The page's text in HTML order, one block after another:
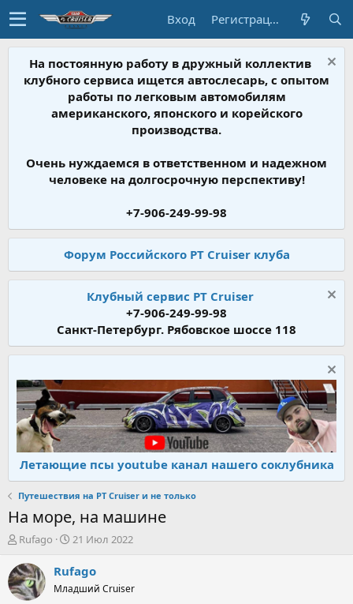
Вход Регистрация
На постоянную работу в дружный коллектив
клубного сервиса ищется автослесарь, с опытом
работы по легковым автомобилям
американского, японского и корейского
производства.
Очень нуждаемся в ответственном и надежном
человеке на долгосрочную перспективу!
+7-906-249-99-98
Форум Российского PT Cruiser клуба
Клубный сервис PT Cruiser
+7-906-249-99-98
Санкт-Петербург. Рябовское шоссе 118
Летающие псы youtube канал нашего соклубника
Путешествия на PT Cruiser и не только
На море, на машине
А
т
о
р
Rufago
Д
т
н
21 Июл 2022
Rufago
Младший Cruiser